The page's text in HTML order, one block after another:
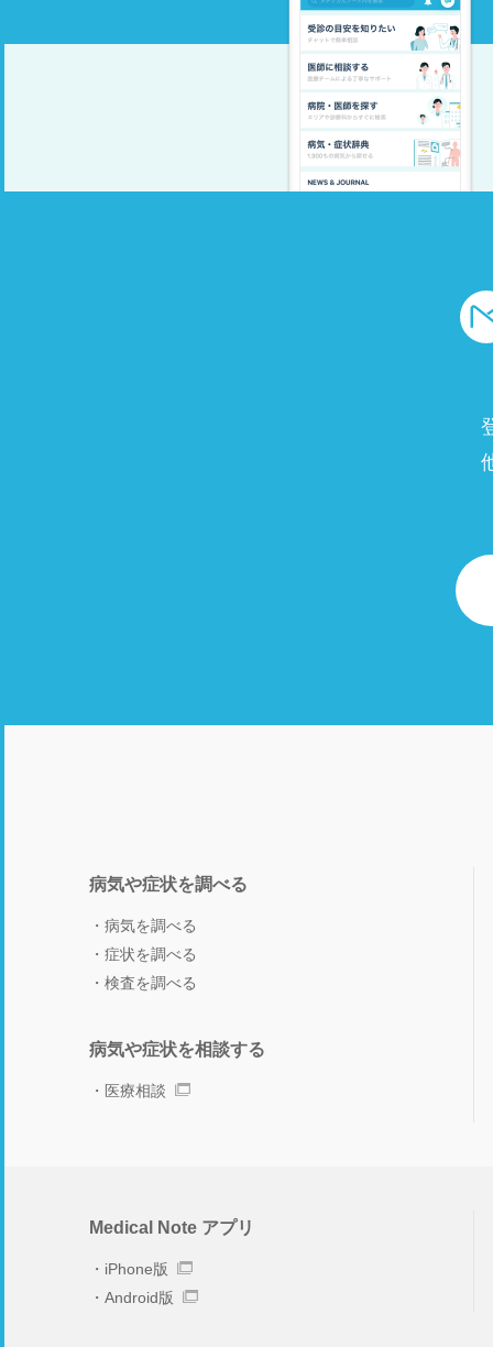
病気や症状を調べる
病気を調べる
症状を調べる
検査を調べる
病気や症状を相談する
医療相談
Medical Note アプリ
iPhone版
Android版